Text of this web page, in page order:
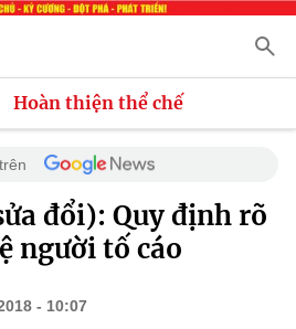
Hoàn thiện thể chế
đổi): Quy định rõ
người tố cáo
- 10:07